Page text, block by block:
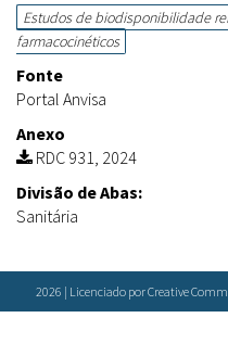
Bases de Dados
Cartilhas
Documentos Oficiais
Periódicos
Produções Acadêmicas
Todos
Botânica
Base de dados
Especialistas
Conservação &
Grupos de Pesquisa
Produto & Indústria
Padrões
Insumos (IFAV)
Pessoas & Saberes
Educação & Arte
Etnobotânica
Estudos de biodisponibilidade
farmacocinéticos
Fonte
Portal Anvisa
Anexo
RDC 931, 2024
Divisão de Abas:
Sanitária
2026 | Licenciado por Creative